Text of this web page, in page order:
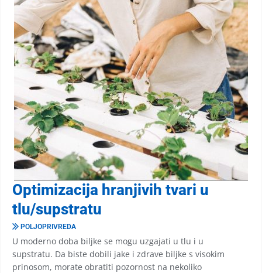
Optimizacija hranjivih tvari u
tlu/supstratu
POLJOPRIVREDA
U moderno doba biljke se mogu uzgajati u tlu i u
supstratu. Da biste dobili jake i zdrave biljke s visokim
prinosom, morate obratiti pozornost na nekoliko